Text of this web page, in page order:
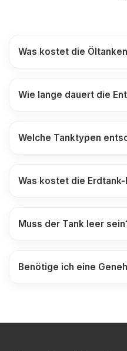
Was kostet die
Wie lange dauert die
Welche Tanktypen
Was kostet die
Muss der Tank leer
Benötige ich eine